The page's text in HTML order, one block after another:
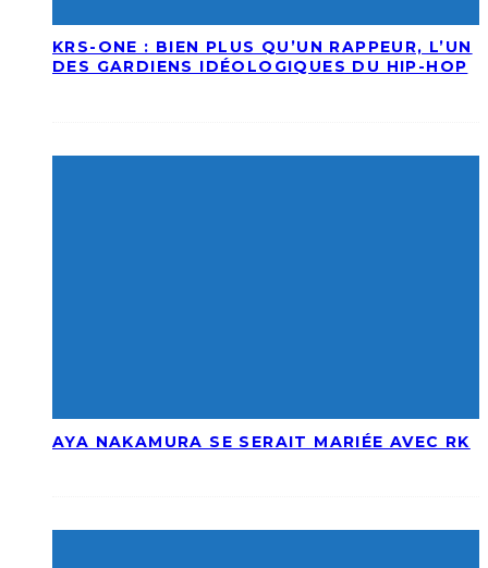
KRS-ONE : BIEN PLUS QU’UN RAPPEUR, L’UN
DES GARDIENS IDÉOLOGIQUES DU HIP-HOP
AYA NAKAMURA SE SERAIT MARIÉE AVEC RK